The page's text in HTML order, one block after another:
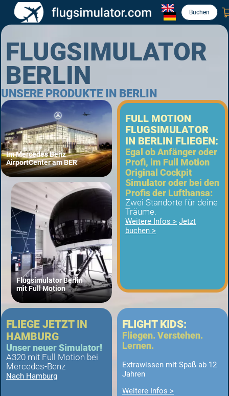
Buchen
FLUGSIMULATOR
BERLIN
UNSERE PRODUKTE IN BERLIN
Flugsimulator Berlin
mit Full Motion
FULL MOTION
FLUGSIMULATOR
IN BERLIN FLIEGEN:
Egal ob Anfänger oder
Profi, im Full Motion
Original Cockpit
Simulator oder bei den
Profis der Lufthansa:
Zwei Standorte für deine
Träume.
Weitere Infos > Jetzt
buchen >
FLIEGE JETZT IN
HAMBURG
Unser neuer Simulator!
A320 mit Full Motion bei
Mercedes-Benz
Nach Hamburg
Im Mercedes Benz
AirportCenter am BER
FLIGHT KIDS:
Fliegen. Verstehen.
Lernen.
Extrawissen mit Spaß ab 12
Jahren
Weitere Infos >